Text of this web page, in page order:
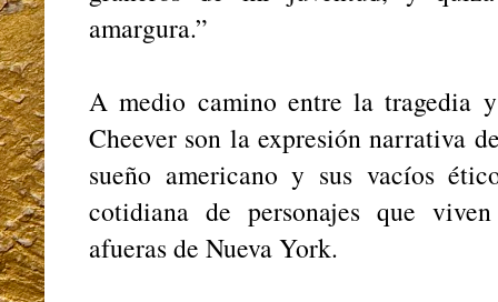
amargura.”
A medio camino entre la tragedia
Cheever son la expresión narrativa
sueño americano y sus vacíos
cotidiana de personajes que
afueras de Nueva York.